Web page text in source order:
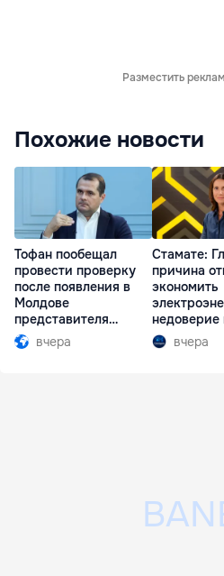
Разместить
Похожие новости
Тофан пообещал
провести проверку
после появления в
Молдове
представителя
Южной Осетии
вчера
Стамате:
причина
экономить
недоверие
вчера